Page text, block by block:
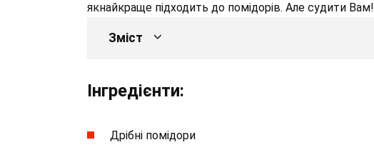
якнайкраще підходить до помідорів. Але судити Вам!
Зміст
Інгредієнти:
Дрібні помідори